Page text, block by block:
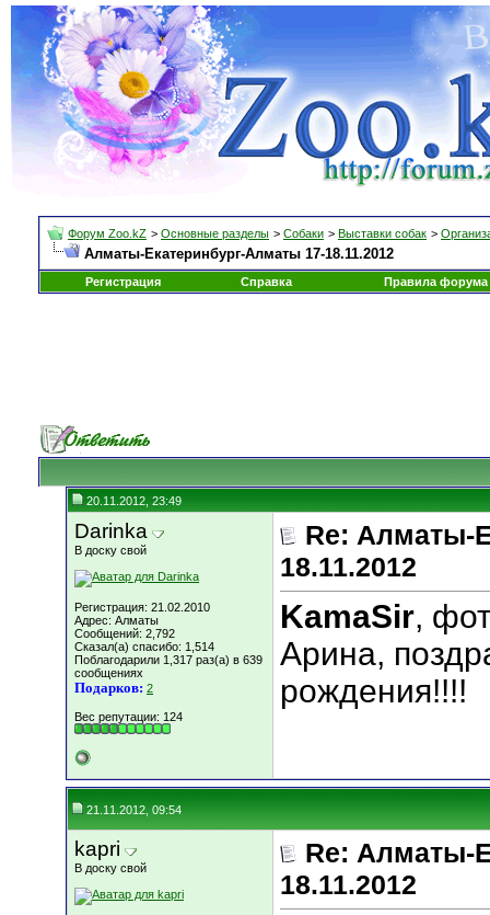
Форум Zoo.kZ > Основные разделы > Собаки > Выставки собак >
Алматы-Екатеринбург-Алматы 17-18.11.2012
Регистрация Справка Правила форума
20.11.2012, 23:49
Darinka
В доску свой
Регистрация: 21.02.2010
Адрес: Алматы
Сообщений: 2,792
Сказал(а) спасибо: 1,514
Поблагодарили 1,317 раз(а) в 639
сообщениях
Подарков: 2
Вес репутации: 124
Re: Алматы-
18.11.2012
KamaSir,
Арина,
рождения!!!!
21.11.2012, 09:54
kapri
В доску свой
Re: Алматы-
18.11.2012